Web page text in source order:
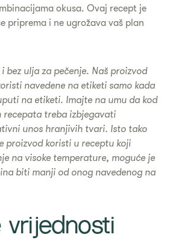
okusa. Ovaj recept je
priprema i ne ugrožava vaš plan
bez ulja za pečenje. Naš proizvod
navedene na etiketi samo kada
na etiketi. Imajte na umu da kod
recepata treba izbjegavati
unos hranjivih tvari. Isto tako
proizvod koristi u receptu koji
na visoke temperature, moguće je
biti manji od onog navedenog na
vrijednosti